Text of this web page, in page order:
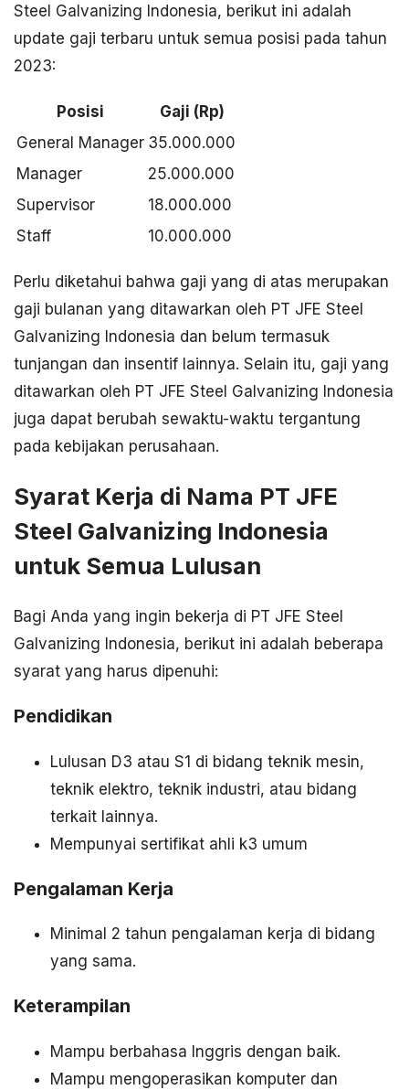
Steel Galvanizing Indonesia, berikut ini adalah
update gaji terbaru untuk semua posisi pada tahun
2023:
Posisi
Gaji (Rp)
General Manager 35.000.000
Manager
25.000.000
Supervisor
18.000.000
Staff
10.000.000
Perlu diketahui bahwa gaji yang di atas merupakan
gaji bulanan yang ditawarkan oleh PT JFE Steel
Galvanizing Indonesia dan belum termasuk
tunjangan dan insentif lainnya. Selain itu, gaji yang
ditawarkan oleh PT JFE Steel Galvanizing Indonesia
juga dapat berubah sewaktu-waktu tergantung
pada kebijakan perusahaan.
Syarat Kerja di Nama PT JFE
Steel Galvanizing Indonesia
untuk Semua Lulusan
Bagi Anda yang ingin bekerja di PT JFE Steel
Galvanizing Indonesia, berikut ini adalah beberapa
syarat yang harus dipenuhi:
Pendidikan
Lulusan D3 atau S1 di bidang teknik mesin,
teknik elektro, teknik industri, atau bidang
terkait lainnya.
Mempunyai sertifikat ahli k3 umum
Pengalaman Kerja
Minimal 2 tahun pengalaman kerja di bidang
yang sama.
Keterampilan
Mampu berbahasa Inggris dengan baik.
Mampu mengoperasikan komputer dan